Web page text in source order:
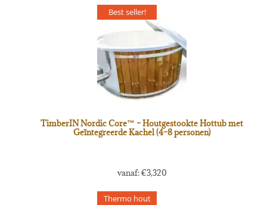
Best seller!
TimberIN Nordic Core™ – Houtgestookte Hottub met
Geïntegreerde Kachel (4–8 personen)
vanaf:€3,320
Thermo hout